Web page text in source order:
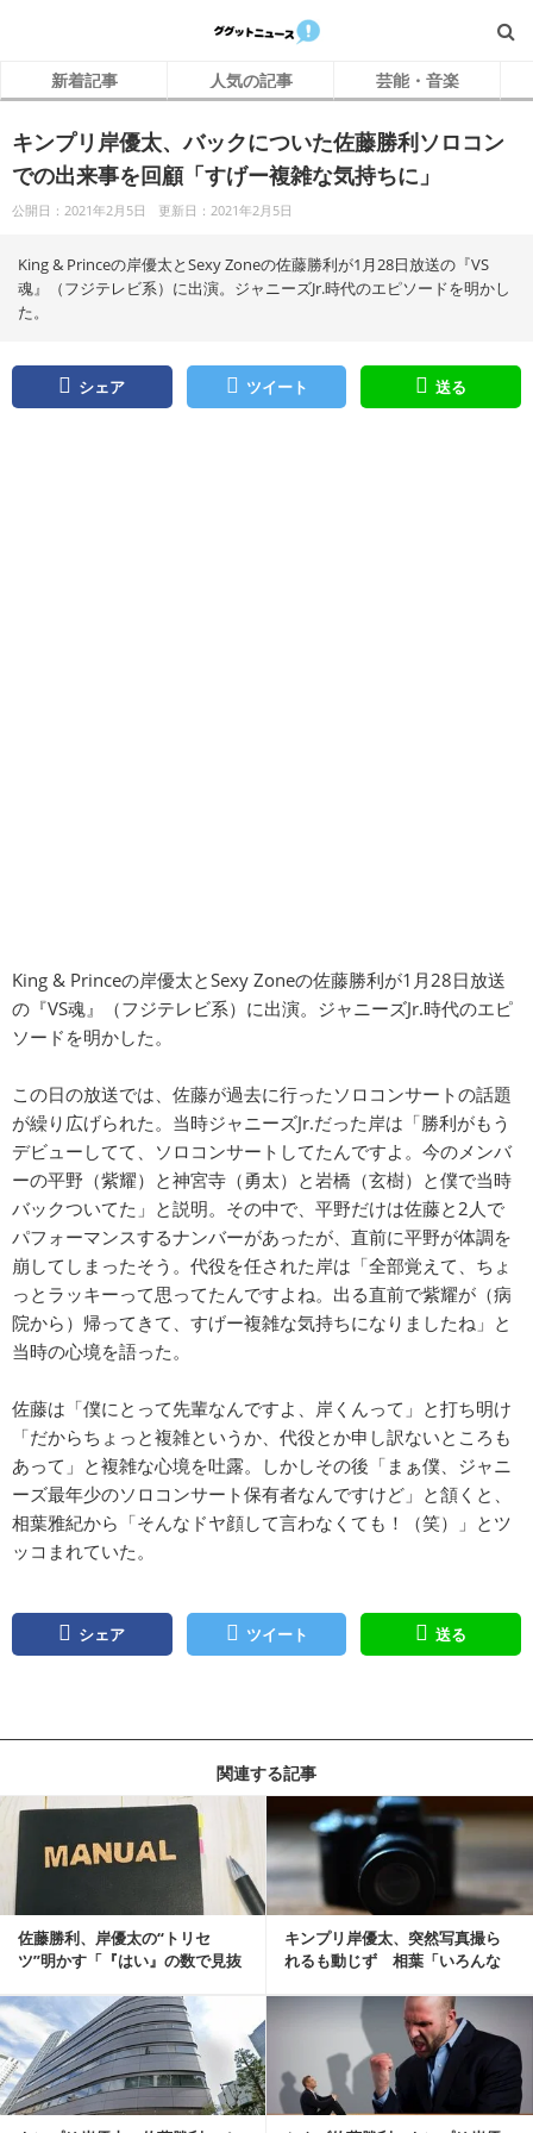
新着記事 人気の記事 芸能・音楽
キンプリ岸優太、バックについた佐藤勝利ソロコン
での出来事を回顧「すげー複雑な気持ちに」
公開日：2021年2月5日 更新日：2021年2月5日
King & Princeの岸優太とSexy Zoneの佐藤勝利が1月28日放送の『VS
魂』（フジテレビ系）に出演。ジャニーズJr.時代のエピソードを明かし
た。
シェア ツイート 送る
King & Princeの岸優太とSexy Zoneの佐藤勝利が1月28日放送
の『VS魂』（フジテレビ系）に出演。ジャニーズJr.時代のエピ
ソードを明かした。
この日の放送では、佐藤が過去に行ったソロコンサートの話題
が繰り広げられた。当時ジャニーズJr.だった岸は「勝利がもう
デビューしてて、ソロコンサートしてたんですよ。今のメンバ
ーの平野（紫耀）と神宮寺（勇太）と岩橋（玄樹）と僕で当時
バックついてた」と説明。その中で、平野だけは佐藤と2人で
パフォーマンスするナンバーがあったが、直前に平野が体調を
崩してしまったそう。代役を任された岸は「全部覚えて、ちょ
っとラッキーって思ってたんですよね。出る直前で紫耀が（病
院から）帰ってきて、すげー複雑な気持ちになりましたね」と
当時の心境を語った。
佐藤は「僕にとって先輩なんですよ、岸くんって」と打ち明け
「だからちょっと複雑というか、代役とか申し訳ないところも
あって」と複雑な心境を吐露。しかしその後「まぁ僕、ジャニ
ーズ最年少のソロコンサート保有者なんですけど」と頷くと、
相葉雅紀から「そんなドヤ顔して言わなくても！（笑）」とツ
ッコまれていた。
シェア ツイート 送る
関連する記事
佐藤勝利、岸優太の“トリセ
ツ”明かす「『はい』の数で見抜
キンプリ岸優太、突然写真撮ら
れるも動じず 相葉「いろんな
記事を読む
記事を読む